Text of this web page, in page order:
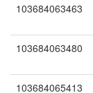
103684063463
103684063480
103684065413